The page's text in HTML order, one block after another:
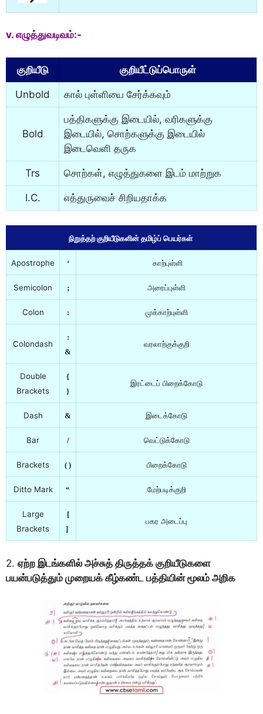
v. எழுத்துவடிவம்:-
குறியீடு குறியீட்டுப்பொருள்
Unbold கால் புள்ளியை சேர்க்கவும்
Bold
பத்திகளுக்கு இடையில், வரிகளுக்கு
இடையில், சொற்களுக்கு இடையில்
இடைவெளி தருக
Trs சொற்கள், எழுத்துகளை இடம் மாற்றுக
I.C. எத்துருவைச் சிறியதாக்க
நிறுத்தற் குறியீடுகளின் தமிழ்ப் பெயர்கள்
Apostrophe ‘ காற்புள்ளி
Semicolon ; அரைப்புள்ளி
Colon : முக்காற்புள்ளி
Colondash
:
&
வரலாற்குக்குறி
Double
Brackets
{
}
இரட்டைப் பிறைக்கோடு
Dash & இடைக்கோடு
Bar / வெட்டுக்கோடு
Brackets ( ) பிறைக்கோடு
Ditto Mark “ மேற்படிக்குறி
Large
Brackets
[
]
பகர அடைப்பு
2. ஏற்ற இடங்களில் அச்சுத் திருத்தக் குறியீடுகளை
பயன்படுத்தும் முறையக் கீழ்கண்ட பத்தியின் மூலம் அறிக